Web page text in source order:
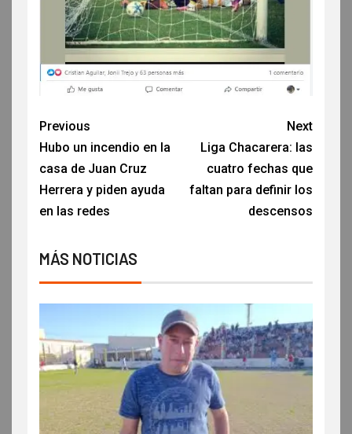
Previous
Hubo un incendio en la
casa de Juan Cruz
Herrera y piden ayuda
en las redes
Next
Liga Chacarera: las
cuatro fechas que
faltan para definir los
descensos
MÁS NOTICIAS